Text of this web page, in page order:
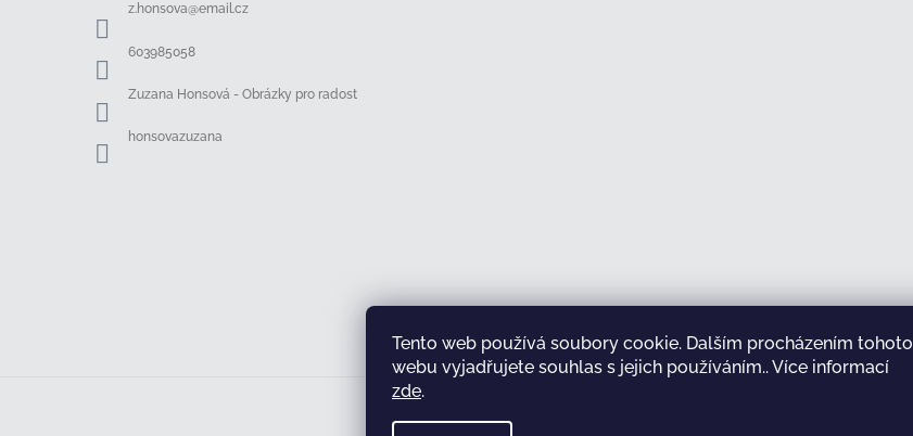
Tento web používá soubory cookie. Dalším procházením tohoto
webu vyjadřujete souhlas s jejich používáním.. Více informací
zde.
z.honsova@email.cz
603985058
Zuzana Honsová - Obrázky pro radost
honsovazuzana
Sledovat na Instagramu